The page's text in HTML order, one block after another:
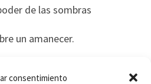
consentimiento
de las sombras
un amanecer.